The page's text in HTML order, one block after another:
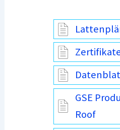
Zertifikate
GSE
Roof